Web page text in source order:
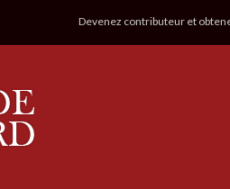
Devenez contributeur et